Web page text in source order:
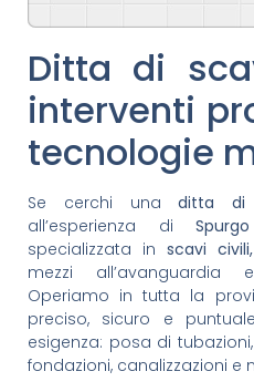
Ditta di
interventi
tecnologie
Se cerchi unaditta di
all’esperienza di
specializzata in scavi
mezzi all’avanguardia
Operiamo in tutta la
preciso, sicuro e
esigenza: posa di
fondazioni, canalizzazioni e